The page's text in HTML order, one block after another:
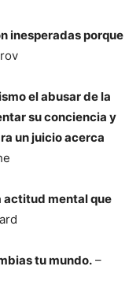
inesperadas porque
el abusar de la
su conciencia y
un juicio acerca
actitud mental que
tu mundo. –